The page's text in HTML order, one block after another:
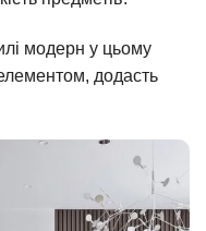
модерн у цьому
додасть